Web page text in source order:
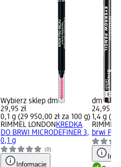
Wybierz sklep dm
29,95 zł
0,1 g (29 950,00 zł za 100 g)
RIMMEL LONDON KREDKA
DO BRWI MICRODEFINER 3,
0,1 g
(0)
Informacje
dm
24,95 zł
1,4 g (1
RIMMEL
brwi